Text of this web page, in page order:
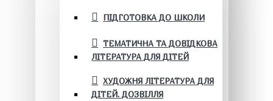
ПІДГОТОВКА ДО ШКОЛИ
ТЕМАТИЧНА ТА ДОВІДКОВА
ЛІТЕРАТУРА ДЛЯ ДІТЕЙ
ХУДОЖНЯ ЛІТЕРАТУРА ДЛЯ
ДІТЕЙ. ДОЗВІЛЛЯ